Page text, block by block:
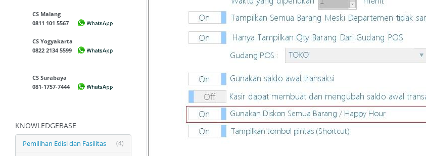
CS Malang
0811 101 5567
CS Yogyakarta
0822 2134 5599
CS Surabaya
081-1757-7444
KNOWLEDGEBASE
(4)
Pemilihan Edisi dan Fasilitas